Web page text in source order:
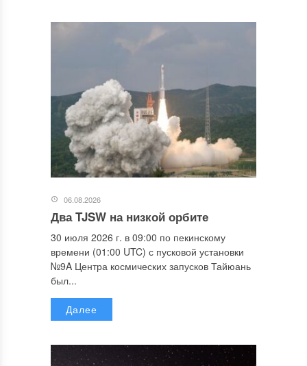
06.08.2026
Два TJSW на низкой орбите
30 июля 2026 г. в 09:00 по пекинскому
времени (01:00 UTC) с пусковой установки
№9A Центра космических запусков Тайюань
был...
Далее